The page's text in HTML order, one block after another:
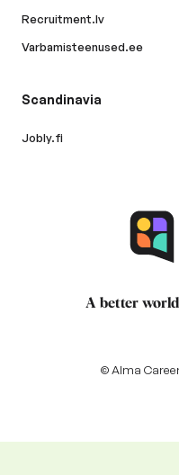
Recruitment.lv
Varbamisteenused.ee
Scandinavia
Jobly.fi
A better
© Alma